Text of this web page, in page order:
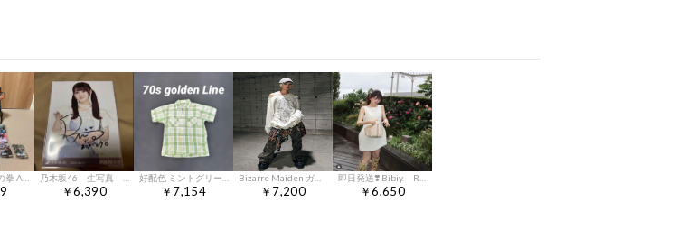
￥6,390 ￥7,154
Bizarre Maiden ガーゼシャツ
￥7,200 ￥6,650